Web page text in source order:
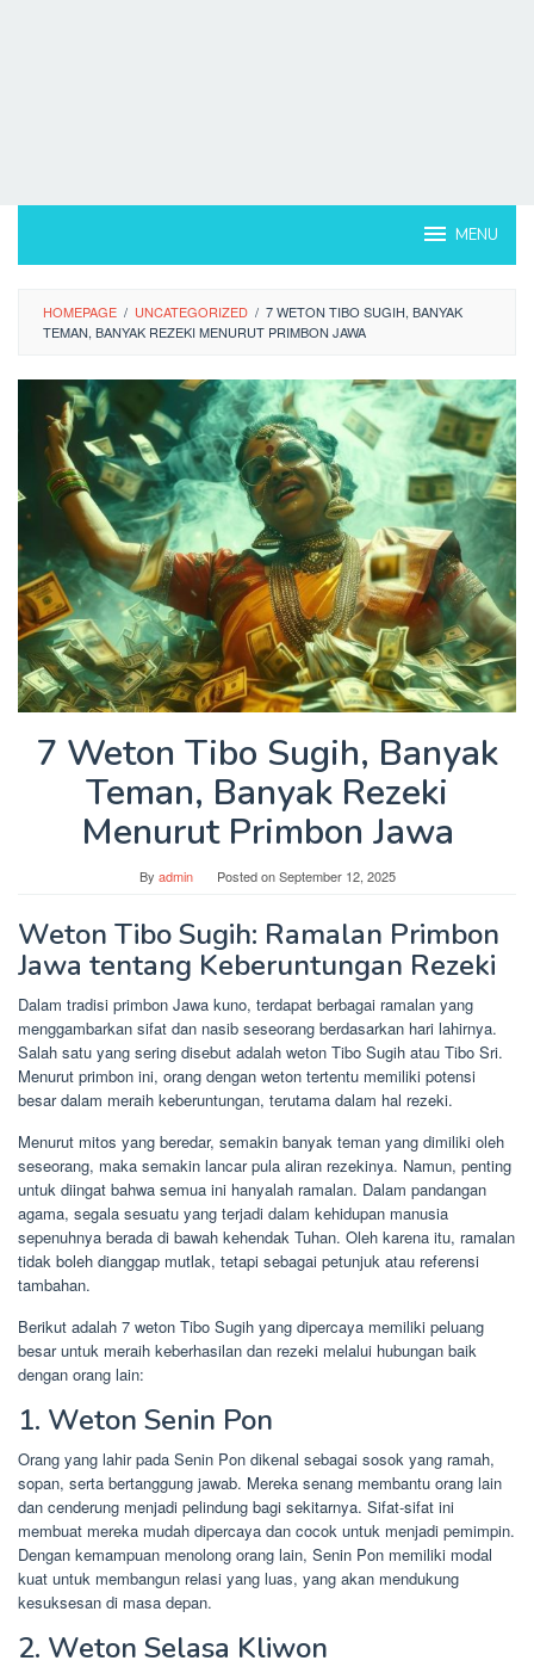
MENU
HOMEPAGE / UNCATEGORIZED / 7 WETON TIBO SUGIH, BANYAK
TEMAN, BANYAK REZEKI MENURUT PRIMBON JAWA
7 Weton Tibo Sugih, Banyak
Teman, Banyak Rezeki
Menurut Primbon Jawa
By admin Posted onSeptember 12, 2025
Weton Tibo Sugih: Ramalan Primbon
Jawa tentang Keberuntungan Rezeki
Dalam tradisi primbon Jawa kuno, terdapat berbagai ramalan yang
menggambarkan sifat dan nasib seseorang berdasarkan hari lahirnya.
Salah satu yang sering disebut adalah weton Tibo Sugih atau Tibo Sri.
Menurut primbon ini, orang dengan weton tertentu memiliki potensi
besar dalam meraih keberuntungan, terutama dalam hal rezeki.
Menurut mitos yang beredar, semakin banyak teman yang dimiliki oleh
seseorang, maka semakin lancar pula aliran rezekinya. Namun, penting
untuk diingat bahwa semua ini hanyalah ramalan. Dalam pandangan
agama, segala sesuatu yang terjadi dalam kehidupan manusia
sepenuhnya berada di bawah kehendak Tuhan. Oleh karena itu, ramalan
tidak boleh dianggap mutlak, tetapi sebagai petunjuk atau referensi
tambahan.
Berikut adalah 7 weton Tibo Sugih yang dipercaya memiliki peluang
besar untuk meraih keberhasilan dan rezeki melalui hubungan baik
dengan orang lain:
1. Weton Senin Pon
Orang yang lahir pada Senin Pon dikenal sebagai sosok yang ramah,
sopan, serta bertanggung jawab. Mereka senang membantu orang lain
dan cenderung menjadi pelindung bagi sekitarnya. Sifat-sifat ini
membuat mereka mudah dipercaya dan cocok untuk menjadi pemimpin.
Dengan kemampuan menolong orang lain, Senin Pon memiliki modal
kuat untuk membangun relasi yang luas, yang akan mendukung
kesuksesan di masa depan.
2. Weton Selasa Kliwon